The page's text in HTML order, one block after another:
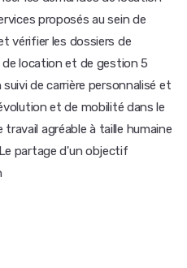
proposés au sein de
vérifier les dossiers de
location et de gestion 5
de carrière personnalisé et
et de mobilité dans le
agréable à taille humaine
partage d'un objectif